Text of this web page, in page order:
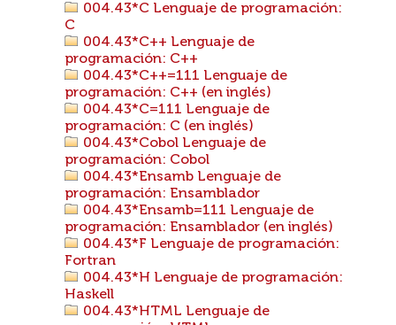
004.43*C Lenguaje de programación:
C
004.43*C++ Lenguaje de
programación: C++
004.43*C++=111 Lenguaje de
programación: C++ (en inglés)
004.43*C=111 Lenguaje de
programación: C (en inglés)
004.43*Cobol Lenguaje de
programación: Cobol
004.43*Ensamb Lenguaje de
programación: Ensamblador
004.43*Ensamb=111 Lenguaje de
programación: Ensamblador (en inglés)
004.43*F Lenguaje de programación:
Fortran
004.43*H Lenguaje de programación:
Haskell
004.43*HTML Lenguaje de